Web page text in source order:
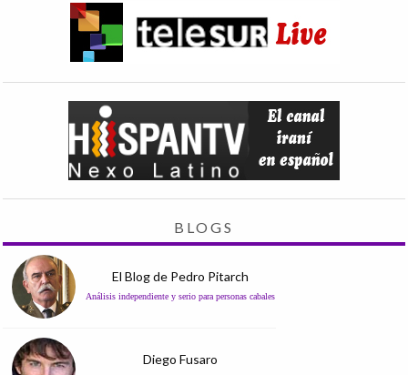
BLOGS
El Blog de Pedro Pitarch
Análisis independiente y serio para personas cabales
Diego Fusaro